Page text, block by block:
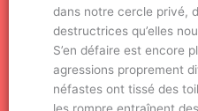
dans notre cercle privé,
destructrices qu’elles
S’en défaire est encore
agressions proprement
néfastes ont tissé des